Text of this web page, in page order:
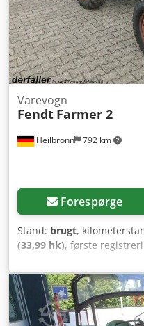
Heilbronn 792 km
Varevogn
Fendt Farmer 2
Forespørge
Stand: brugt,
(33,99 hk), første
2.550
mekanisk, affjedring:
7.500 h, Diesel 25 kW,
originalstand, dæk som
plovskinne. Motor, gear